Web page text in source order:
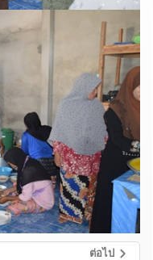
ต่อไป